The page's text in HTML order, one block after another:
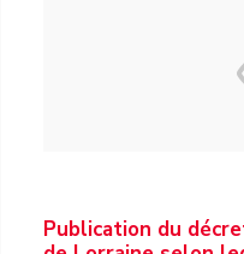
Publication du